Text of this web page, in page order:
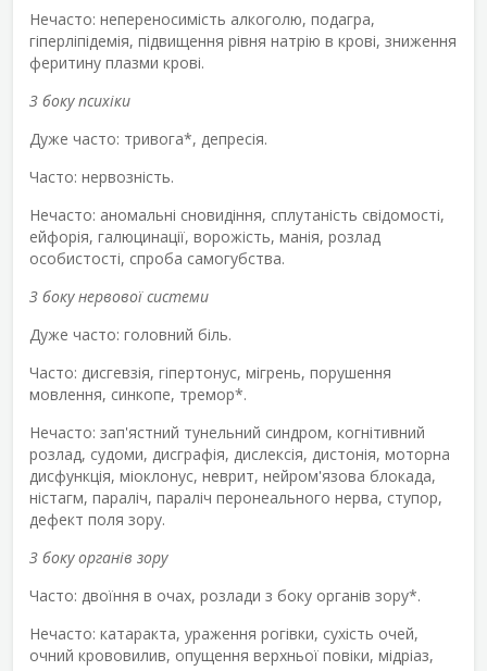
Нечасто: непереносимість алкоголю, подагра,
гіперліпідемія, підвищення рівня натрію в крові, зниження
феритину плазми крові.
З боку психіки
Дуже часто: тривога*, депресія.
Часто: нервозність.
Нечасто: аномальні сновидіння, сплутаність свідомості,
ейфорія, галюцинації, ворожість, манія, розлад
особистості, спроба самогубства.
З боку нервової системи
Дуже часто: головний біль.
Часто: дисгевзія, гіпертонус, мігрень, порушення
мовлення, синкопе, тремор*.
Нечасто: зап'ястний тунельний синдром, когнітивний
розлад, судоми, дисграфія, дислексія, дистонія, моторна
дисфункція, міоклонус, неврит, нейром'язова блокада,
ністагм, параліч, параліч перонеального нерва, ступор,
дефект поля зору.
З боку органів зору
Часто: двоїння в очах, розлади з боку органів зору*.
Нечасто: катаракта, ураження рогівки, сухість очей,
очний крововилив, опущення верхньої повіки, мідріаз,